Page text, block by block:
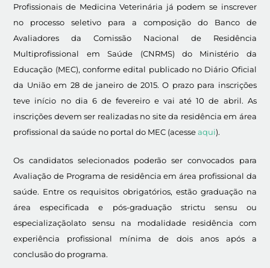
Profissionais de Medicina Veterinária já podem se inscrever
no processo seletivo para a composição do Banco de
Avaliadores da Comissão Nacional de Residência
Multiprofissional em Saúde (CNRMS) do Ministério da
Educação (MEC), conforme edital publicado no Diário Oficial
da União em 28 de janeiro de 2015. O prazo para inscrições
teve início no dia 6 de fevereiro e vai até 10 de abril. As
inscrições devem ser realizadas no site da residência em área
profissional da saúde no portal do MEC (acesseaqui).
Os candidatos selecionados poderão ser convocados para
Avaliação de Programa de residência em área profissional da
saúde. Entre os requisitos obrigatórios, estão graduação na
área especificada e pós-graduação strictu sensu ou
especializaçãolato sensu na modalidade residência com
experiência profissional mínima de dois anos após a
conclusão do programa.